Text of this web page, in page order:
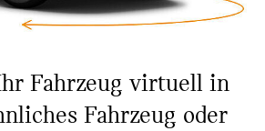
Fahrzeug virtuell in
Fahrzeug oder